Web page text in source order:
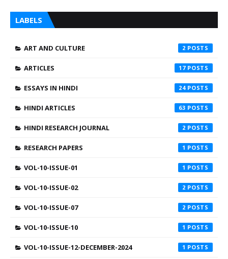
LABELS
ART AND CULTURE 2
ARTICLES 17
ESSAYS IN HINDI 24
HINDI ARTICLES 63
HINDI RESEARCH JOURNAL 2
RESEARCH PAPERS 1
VOL-10-ISSUE-01 1
VOL-10-ISSUE-02 2
VOL-10-ISSUE-07 2
VOL-10-ISSUE-10 1
VOL-10-ISSUE-12-DECEMBER-2024 1